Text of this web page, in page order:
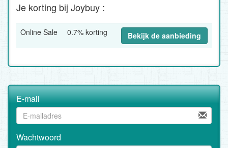
Je korting bij Joybuy :
Online Sale 0.7% korting Bekijk de aanbieding
E-mail
Wachtwoord